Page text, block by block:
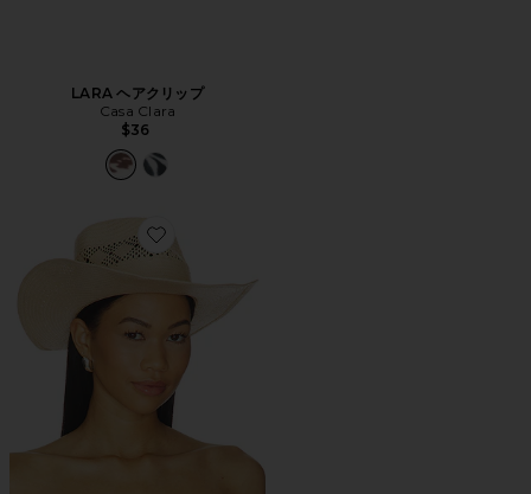
LARA ヘアクリップ
Casa Clara
$36
Favorite CASSIDY カウボーイハット